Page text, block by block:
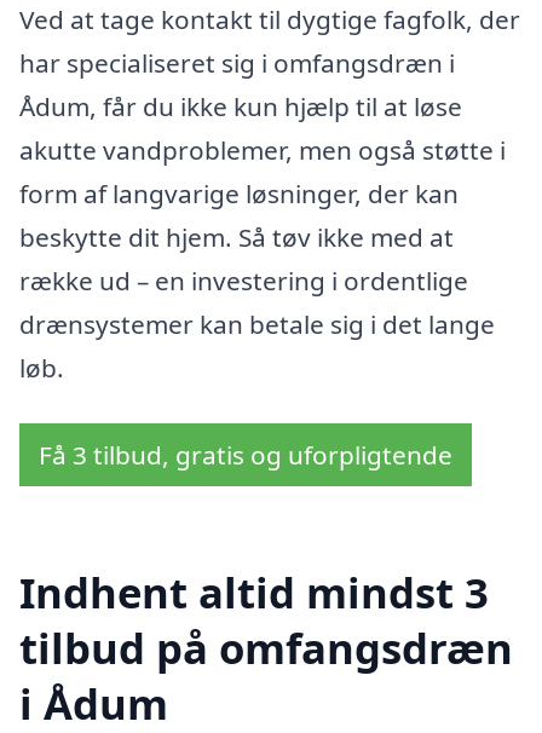
Ved at tage kontakt til dygtige fagfolk, der
har specialiseret sig i omfangsdræn i
Ådum, får du ikke kun hjælp til at løse
akutte vandproblemer, men også støtte i
form af langvarige løsninger, der kan
beskytte dit hjem. Så tøv ikke med at
række ud – en investering i ordentlige
drænsystemer kan betale sig i det lange
løb.
Få 3 tilbud, gratis og uforpligtende
Indhent altid mindst 3
tilbud på omfangsdræn
i Ådum